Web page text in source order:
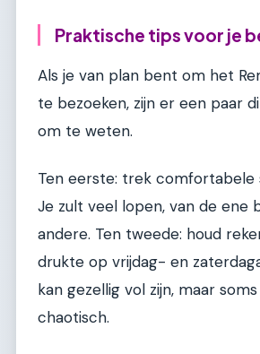
Praktische tips voor je
Als je van plan bent om het
te bezoeken, zijn er een paar
om te weten.
Ten eerste: trek comfortabele
Je zult veel lopen, van de ene
andere. Ten tweede: houd
drukte op vrijdag- en
kan gezellig vol zijn, maar
chaotisch.